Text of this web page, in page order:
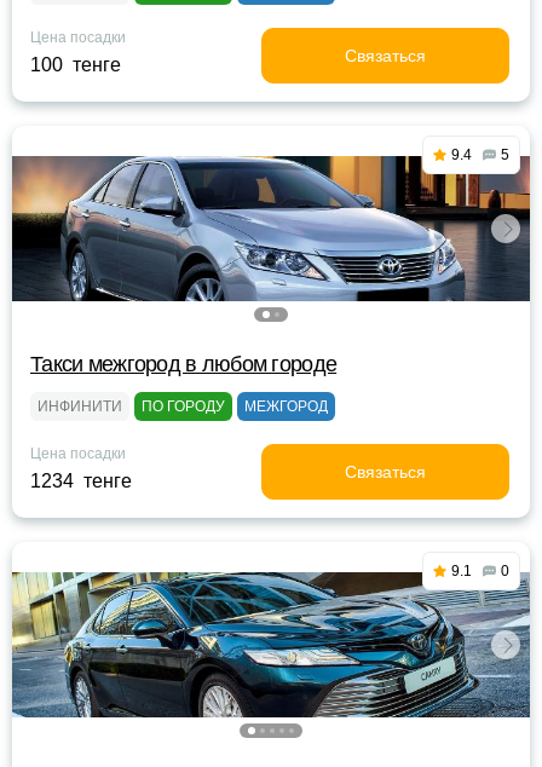
Цена посадки
100 тенге Связаться
9.4 5
Такси межгород в любом городе
ИНФИНИТИ ПО ГОРОДУ МЕЖГОРОД
Цена посадки
1234 тенге Связаться
9.1 0